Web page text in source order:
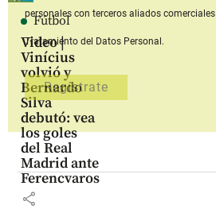
Fútbol
Video |
Vinícius
volvió y
Bernardo
Silva
debutó: vea
los goles
del Real
Madrid ante
Ferencvaros
share
personales con terceros aliados comerciales
Tratamiento del Datos Personal.